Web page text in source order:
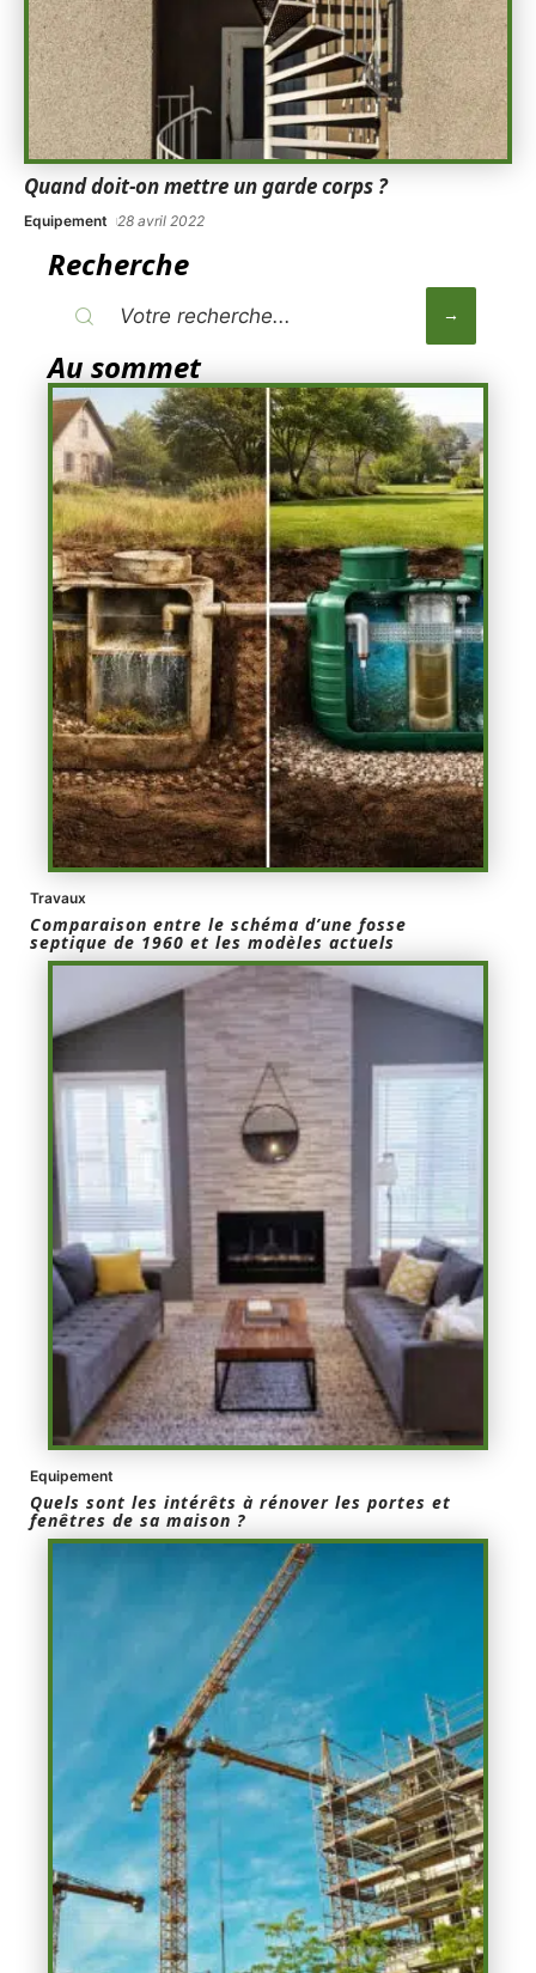
Quand doit-on mettre un garde corps ?
Equipement 28 avril 2022
Recherche
Au sommet
Travaux
Comparaison entre le schéma d’une fosse
septique de 1960 et les modèles actuels
Equipement
Quels sont les intérêts à rénover les portes et
fenêtres de sa maison ?